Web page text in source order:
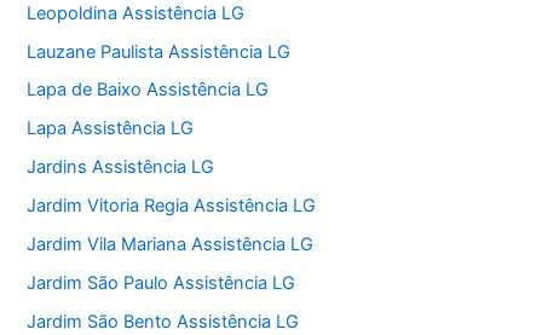
Leopoldina Assistência LG
Lauzane Paulista Assistência LG
Lapa de Baixo Assistência LG
Lapa Assistência LG
Jardins Assistência LG
Jardim Vitoria Regia Assistência LG
Jardim Vila Mariana Assistência LG
Jardim São Paulo Assistência LG
Jardim São Bento Assistência LG